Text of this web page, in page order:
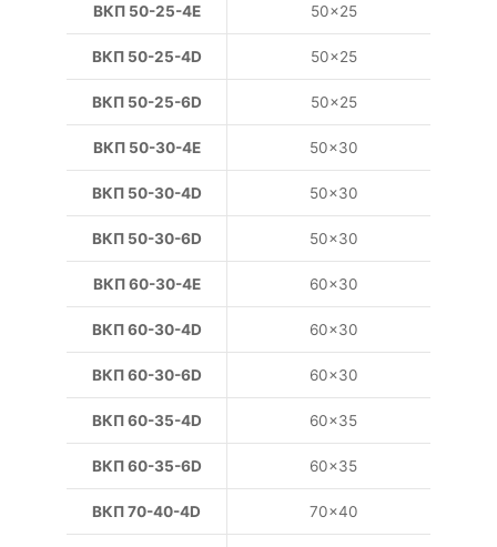
ВКП 50-25-4E 50×25
ВКП 50-25-4D 50×25
ВКП 50-25-6D 50×25
ВКП 50-30-4E 50×30
ВКП 50-30-4D 50×30
ВКП 50-30-6D 50×30
ВКП 60-30-4E 60×30
ВКП 60-30-4D 60×30
ВКП 60-30-6D 60×30
ВКП 60-35-4D 60×35
ВКП 60-35-6D 60×35
ВКП 70-40-4D 70×40